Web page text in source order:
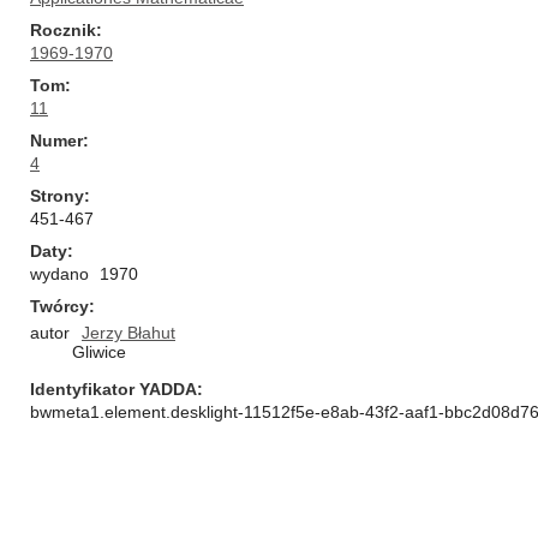
Rocznik
1969-1970
Tom
11
Numer
4
Strony
451-467
Daty
wydano
1970
Twórcy
autor
Jerzy Błahut
Gliwice
Identyfikator YADDA
bwmeta1.element.desklight-11512f5e-e8ab-43f2-aaf1-